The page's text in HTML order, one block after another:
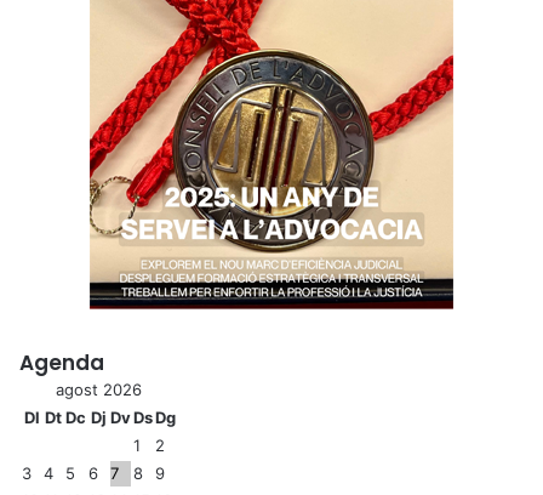
Agenda
agost 2026
Dl DtDc Dj DvDsDg
1
2
3
4 5 6 7 8
9